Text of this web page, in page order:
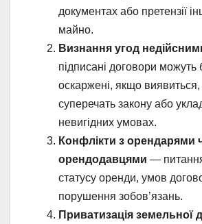
документах або претензії
майно.
Визнання угод
підписані договори можуть
оскаржені, якщо
суперечать закону або
невигідних умовах.
Конфлікти з орендарями
орендодавцями —
статусу оренди, умов
порушення зобов’язань.
Приватизація земельної